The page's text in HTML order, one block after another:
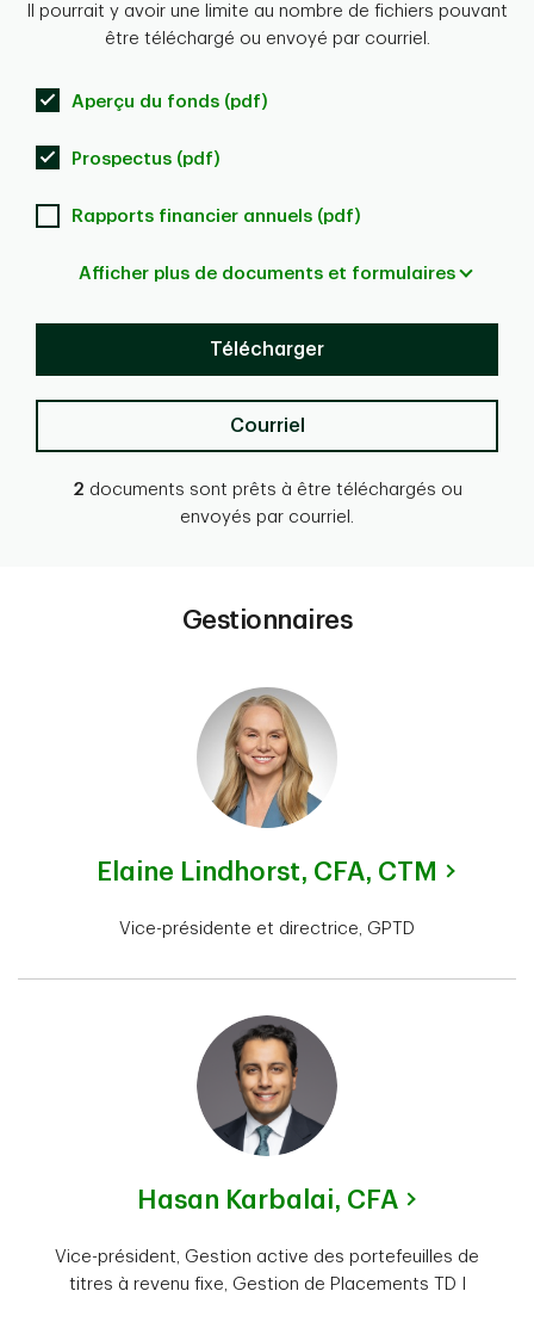
Il pourrait y avoir une limite au nombre de fichiers pouvant
être téléchargé ou envoyé par courriel.
Aperçu du fonds (pdf)
Prospectus (pdf)
Rapports financier annuels (pdf)
Afficher plus de documents et formulaires
Télécharger
Courriel
2 documents sont prêts à être téléchargés ou
envoyés par courriel.
Gestionnaires
Elaine Lindhorst, CFA, CTM
Vice-présidente et directrice, GPTD
Hasan Karbalai, CFA
Vice-président, Gestion active des portefeuilles de
titres à revenu fixe, Gestion de Placements TD I